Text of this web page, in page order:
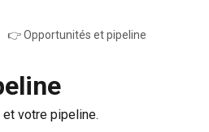
👉 Opportunités et pipeline
votre pipeline.